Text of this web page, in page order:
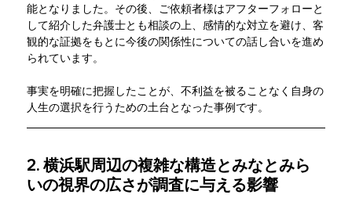
能となりました。その後、ご依頼者様はアフターフォローと
して紹介した弁護士とも相談の上、感情的な対立を避け、客
観的な証拠をもとに今後の関係性についての話し合いを進め
られています。
事実を明確に把握したことが、不利益を被ることなく自身の
人生の選択を行うための土台となった事例です。
2. 横浜駅周辺の複雑な構造とみなとみら
いの視界の広さが調査に与える影響